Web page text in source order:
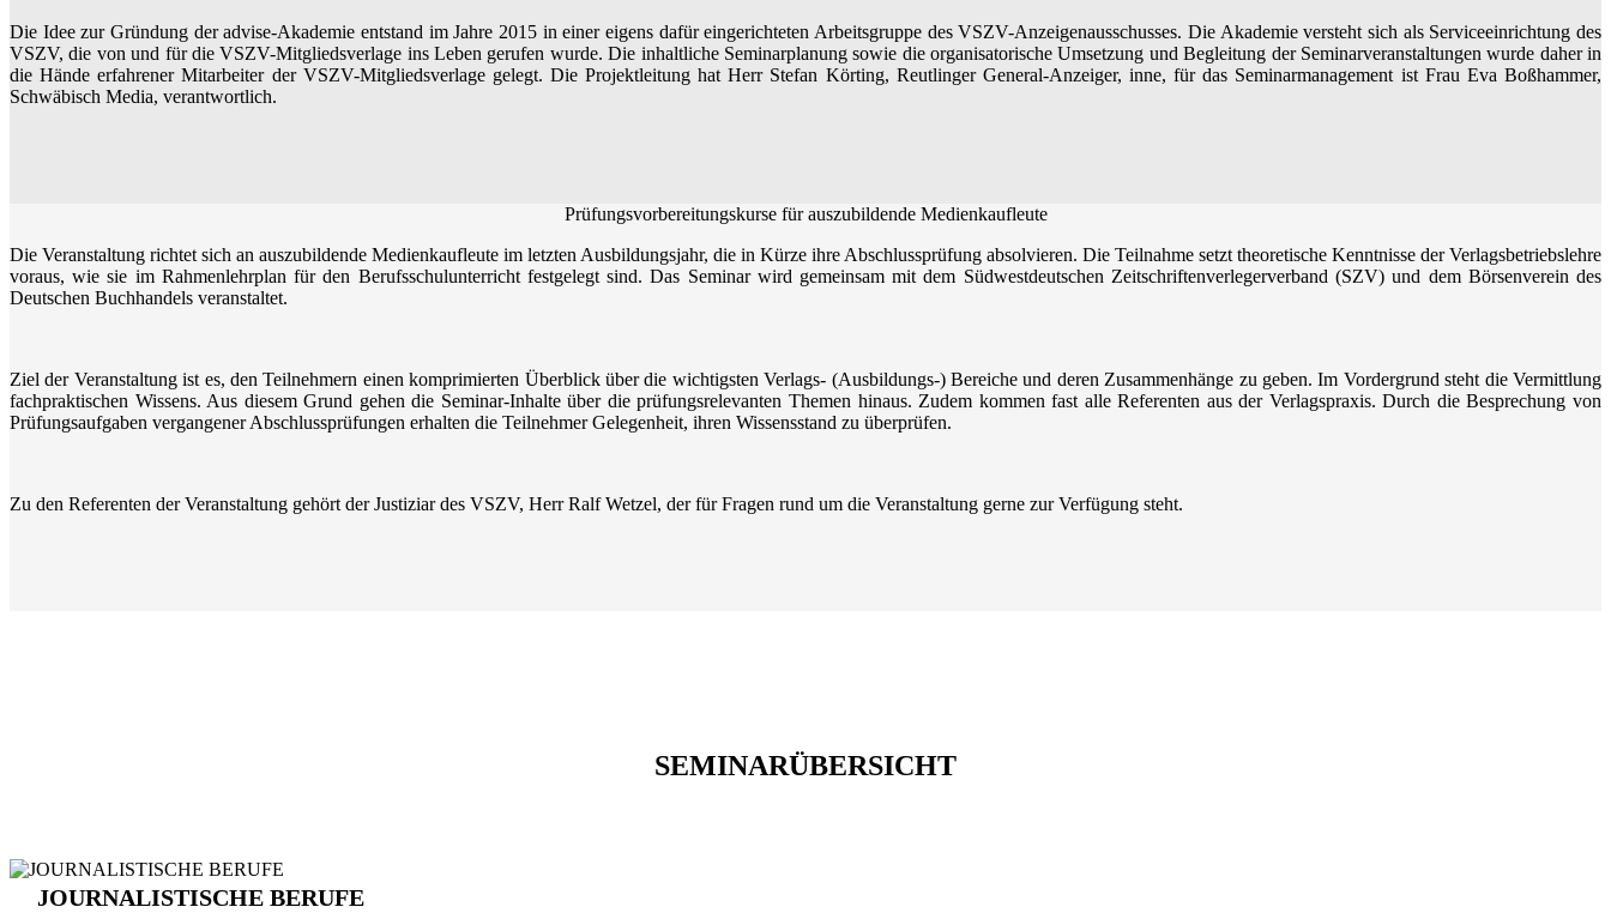
Die Idee zur Gründung der advise-Akademie entstand im Jahre 2015 in einer eigens dafür eingerichteten Arbeitsgruppe des VSZV-Anzeigenausschusses. Die Akademie versteht sich als Serviceeinrichtung des
VSZV, die von und für die VSZV-Mitgliedsverlage ins Leben gerufen wurde. Die inhaltliche Seminarplanung sowie die organisatorische Umsetzung und Begleitung der Seminarveranstaltungen wurde daher in
die Hände erfahrener Mitarbeiter der VSZV-Mitgliedsverlage gelegt. Die Projektleitung hat Herr Stefan Körting, Reutlinger General-Anzeiger, inne, für das Seminarmanagement ist Frau Eva Boßhammer,
Schwäbisch Media, verantwortlich.
Prüfungsvorbereitungskurse für auszubildende Medienkaufleute
Die Veranstaltung richtet sich an auszubildende Medienkaufleute im letzten Ausbildungsjahr, die in Kürze ihre Abschlussprüfung absolvieren. Die Teilnahme setzt theoretische Kenntnisse der Verlagsbetriebslehre
voraus, wie sie im Rahmenlehrplan für den Berufsschulunterricht festgelegt sind. Das Seminar wird gemeinsam mit dem Südwestdeutschen Zeitschriftenverlegerverband (SZV) und dem Börsenverein des
Deutschen Buchhandels veranstaltet.
Ziel der Veranstaltung ist es, den Teilnehmern einen komprimierten Überblick über die wichtigsten Verlags- (Ausbildungs-) Bereiche und deren Zusammenhänge zu geben. Im Vordergrund steht die Vermittlung
fachpraktischen Wissens. Aus diesem Grund gehen die Seminar-Inhalte über die prüfungsrelevanten Themen hinaus. Zudem kommen fast alle Referenten aus der Verlagspraxis. Durch die Besprechung von
Prüfungsaufgaben vergangener Abschlussprüfungen erhalten die Teilnehmer Gelegenheit, ihren Wissensstand zu überprüfen.
Zu den Referenten der Veranstaltung gehört der Justiziar des VSZV, Herr Ralf Wetzel, der für Fragen rund um die Veranstaltung gerne zur Verfügung steht.
SEMINARÜBERSICHT
JOURNALISTISCHE BERUFE